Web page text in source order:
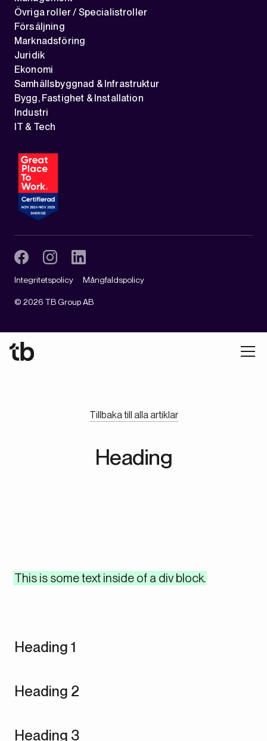
Övriga roller / Specialistroller
Försäljning
Marknadsföring
Juridik
Ekonomi
Samhällsbyggnad & Infrastruktur
Bygg, Fastighet & Installation
Industri
IT & Tech
© 2026 TB Group AB
Integritetspolicy Mångfaldspolicy
Tillbaka till alla artiklar
Heading
This is some text inside of a div block.
Heading 1
Heading 2
Heading 3